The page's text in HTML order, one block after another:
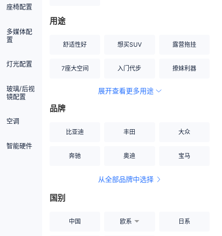
座椅配置
多媒体配
置
灯光配置
玻璃/后视
镜配置
空调
智能硬件
用途
舒适性好 想买SUV 露营拖挂
7座大空间 入门代步 撩妹利器
空间宽敞
展开查看更多用途
品牌
比亚迪 丰田 大众
奔驰 奥迪 宝马
从全部品牌中选择
国别
中国 欧系 日系